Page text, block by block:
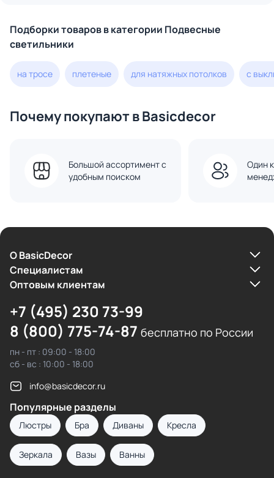
Подборки товаров в категории Подвесные
светильники
на тросе плетеные для натяжных потолков с
Почему покупают в Basicdecor
Большой ассортимент с
удобным поиском
Один
О BasicDecor
Cпециалистам
Оптовым клиентам
+7 (495) 230 73-99
8 (800) 775-74-87 бесплатно по России
пн - пт : 09:00 - 18:00
сб - вс : 10:00 - 18:00
info@basicdecor.ru
Популярные разделы
Люстры Бра Диваны Кресла
Зеркала Вазы Ванны